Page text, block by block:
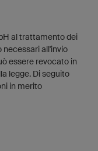
al trattamento dei
necessari all'invio
essere revocato in
legge. Di seguito
in merito